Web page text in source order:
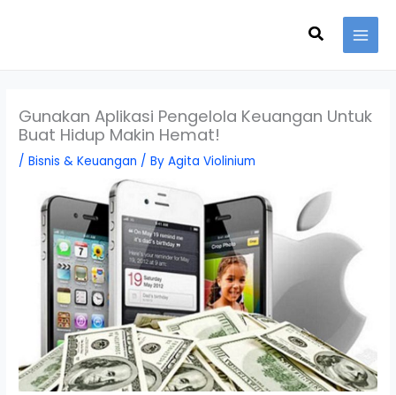
Search
Gunakan Aplikasi Pengelola Keuangan Untuk
Buat Hidup Makin Hemat!
/Bisnis & Keuangan / ByAgita Violinium